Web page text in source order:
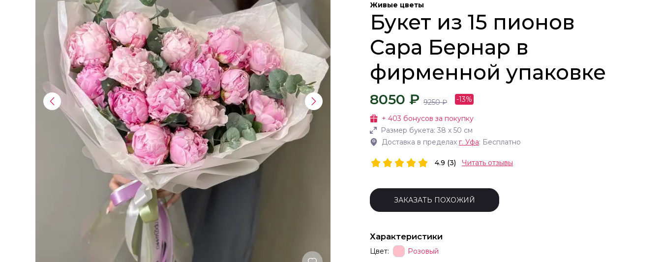
Живые цветы
Букет из 15 пионов
Сара Бернар в
фирменной упаковке
8050 ₽ 9250₽ -13%
+ 403 бонусов за покупку
Размер букета: 38 х 50 см
Доставка в пределах г. Уфа: Бесплатно
4.9 (3) Читать отзывы
ЗАКАЗАТЬ ПОХОЖИЙ
Характеристики
Цвет: Розовый